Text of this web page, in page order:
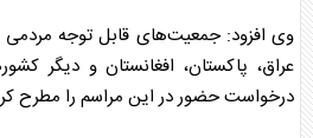
وی افزود: جمعیت‌های قابل توجه مردمی
عراق، پاکستان، افغانستان و دیگر
درخواست حضور در این مراسم را مطرح